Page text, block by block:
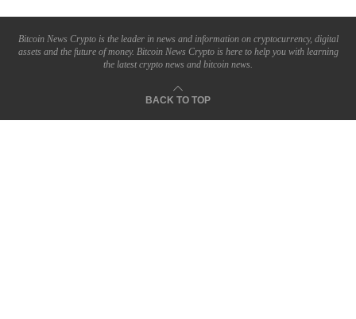
Bitcoin News Crypto is the leader in news and information on cryptocurrency, digital
assets and the future of money. Bitcoin News Crypto is here to help you with learning
the latest crypto news and bitcoin news.
BACK TO TOP